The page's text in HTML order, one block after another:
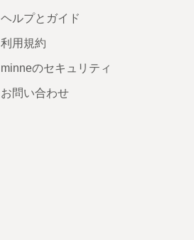
ヘルプとガイド
利用規約
minneのセキュリティ
お問い合わせ